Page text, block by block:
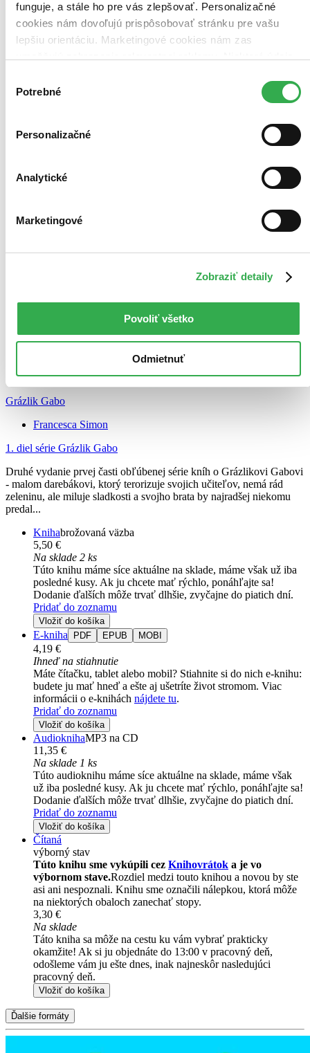
funguje, a stále ho pre vás zlepšovať. Personalizačné
cookies nám dovoľujú prispôsobovať stránku pre vašu
lepšiu orientáciu. Marketingové cookies nám zas
keby sme mohli používať všetky tieto cookies. Ďakujeme!
súhlasu
Potrebné
Personalizačné
Analytické
Marketingové
Zobraziť detaily
Povoliť všetko
Odmietnuť
Grázlik Gabo
Francesca Simon
1. diel série Grázlik Gabo
Druhé vydanie prvej časti obľúbenej série kníh o Grázlikovi Gabovi
- malom darebákovi, ktorý terorizuje svojich učiteľov, nemá rád
zeleninu, ale miluje sladkosti a svojho brata by najradšej niekomu
predal...
Knihabrožovaná väzba
5,50 €
Na sklade 2 ks
Túto knihu máme síce aktuálne na sklade, máme však už iba
posledné kusy. Ak ju chcete mať rýchlo, ponáhľajte sa!
Dodanie ďalších môže trvať dlhšie, zvyčajne do piatich dní.
Pridať do zoznamu
Vložiť do košíka
E-kniha PDF EPUB MOBI
4,19 €
Ihneď na stiahnutie
Máte čítačku, tablet alebo mobil? Stiahnite si do nich e-knihu:
budete ju mať hneď a ešte aj ušetríte život stromom. Viac
informácii o e-knihách nájdete tu.
Pridať do zoznamu
Vložiť do košíka
AudioknihaMP3 na CD
11,35 €
Na sklade 1 ks
Túto audioknihu máme síce aktuálne na sklade, máme však
už iba posledné kusy. Ak ju chcete mať rýchlo, ponáhľajte sa!
Dodanie ďalších môže trvať dlhšie, zvyčajne do piatich dní.
Pridať do zoznamu
Vložiť do košíka
Čítaná
výborný stav
Túto knihu sme vykúpili cez Knihovrátok a je vo
výbornom stave.Rozdiel medzi touto knihou a novou by ste
asi ani nespoznali. Knihu sme označili nálepkou, ktorá môže
na niektorých obaloch zanechať stopy.
3,30 €
Na sklade
Táto kniha sa môže na cestu ku vám vybrať prakticky
okamžite! Ak si ju objednáte do 13:00 v pracovný deň,
odošleme vám ju ešte dnes, inak najneskôr nasledujúci
pracovný deň.
Vložiť do košíka
Ďalšie formáty